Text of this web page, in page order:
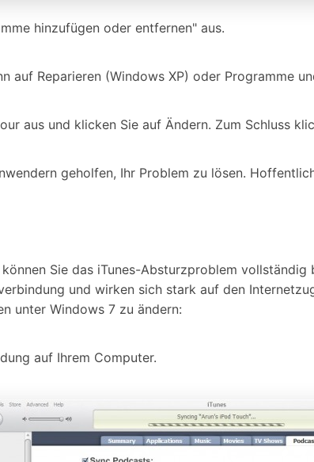
hinzufügen oder entfernen" aus.
auf Reparieren (Windows XP) oder Programme
aus und klicken Sie auf Ändern. Zum Schluss
geholfen, Ihr Problem zu lösen.
Sie das iTunes-Absturzproblem
und wirken sich stark auf den
unter Windows 7 zu ändern:
auf Ihrem Computer.